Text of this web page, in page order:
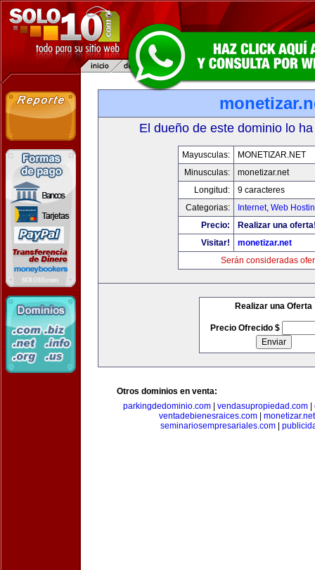
El dueño de este dominio lo
Mayusculas:
MONETIZAR.NET
Minusculas:
monetizar.net
Longitud:
9 caracteres
Categorias:
Internet, Web
Precio:
Realizar una
Visitar!
monetizar.net
Serán consideradas
Realizar una Oferta
Precio Ofrecido $
Otros dominios en venta:
parkingdedominio.com| vendasupropiedad.com|
ventadebienesraices.com
monetizar.net
seminariosempresariales.com